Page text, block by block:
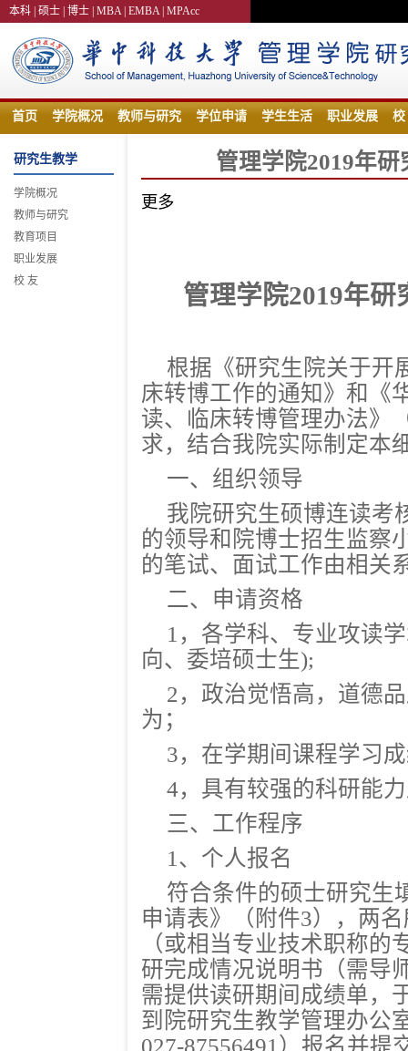
本科 | 硕士 | 博士 | MBA | EMBA | MPAcc
首页 学院概况 教师与研究 学位申请 学生生活 职业发展 校
研究生教学
学院概况
教师与研究
教育项目
职业发展
校 友
管理学院2019年
更多
管理学院2019年
根据《研究生院关于开
床转博工作的通知》和《
读、临床转博管理办法》
求，结合我院实际制定本
一、组织领导
我院研究生硕博连读考
的领导和院博士招生监察
的笔试、面试工作由相关
二、申请资格
1，各学科、专业攻读
向、委培硕士生);
2，政治觉悟高，道德
为；
3，在学期间课程学习
4，具有较强的科研能
三、工作程序
1、个人报名
符合条件的硕士研究生
申请表》（附件3），两
（或相当专业技术职称
研完成情况说明书（需导
需提供读研期间成绩单，
到院研究生教学管理办公
027-87556491）报名并提